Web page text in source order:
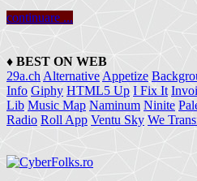
continuare ...
♦ BEST ON WEB
29a.ch Alternative Appetize
Info Giphy HTML5 Up I Fix It
Lib Music Map Naminum Ninite
Radio Roll App Ventu Sky We